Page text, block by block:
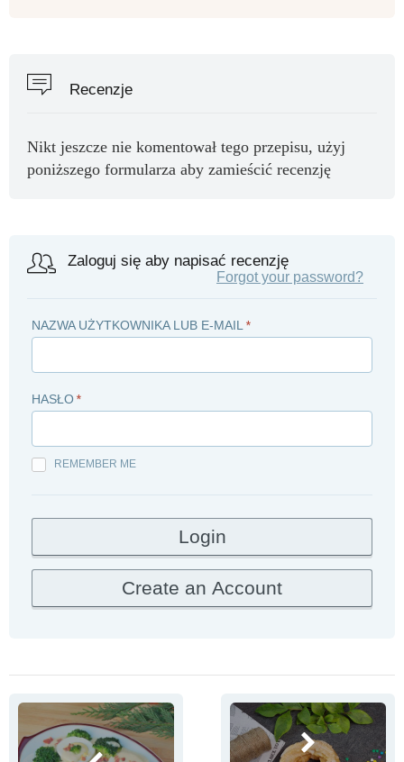
Recenzje
Nikt jeszcze nie komentował tego przepisu, użyj
poniższego formularza aby zamieścić recenzję
Zaloguj się aby napisać recenzję
Forgot your password?
NAZWA UŻYTKOWNIKA LUB E-MAIL *
HASŁO *
REMEMBER ME